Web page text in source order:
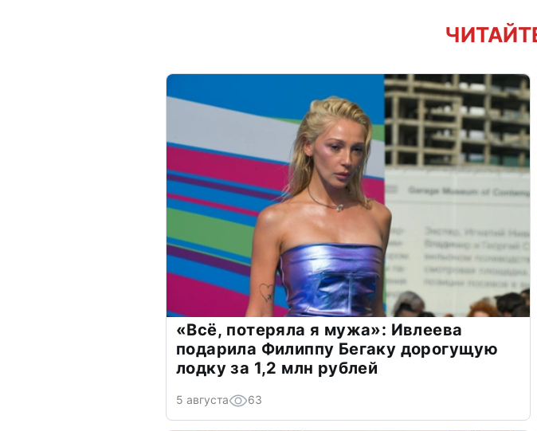
«Всё, потеряла я мужа»: Ивлеева
подарила Филиппу Бегаку дорогущую
лодку за 1,2 млн рублей
5 августа 63